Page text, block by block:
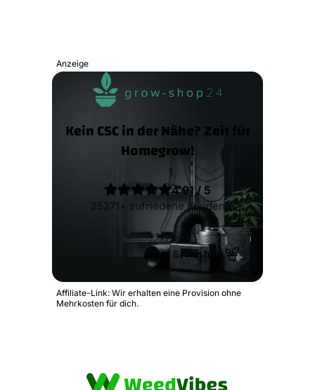
Anzeige
Kein CSC in der Nähe? Zeit für
Homegrow!
4.91 / 5
25271+ zufriedene Kunden
Zum Growshop
Affiliate-Link: Wir erhalten eine Provision ohne
Mehrkosten für dich.